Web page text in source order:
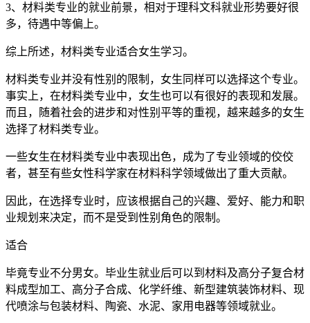
3、材料类专业的就业前景，相对于理科文科就业形势要好很
多，待遇中等偏上。
综上所述，材料类专业适合女生学习。
材料类专业并没有性别的限制，女生同样可以选择这个专业。
事实上，在材料类专业中，女生也可以有很好的表现和发展。
而且，随着社会的进步和对性别平等的重视，越来越多的女生
选择了材料类专业。
一些女生在材料类专业中表现出色，成为了专业领域的佼佼
者，甚至有些女性科学家在材料科学领域做出了重大贡献。
因此，在选择专业时，应该根据自己的兴趣、爱好、能力和职
业规划来决定，而不是受到性别角色的限制。
适合
毕竟专业不分男女。毕业生就业后可以到材料及高分子复合材
料成型加工、高分子合成、化学纤维、新型建筑装饰材料、现
代喷涂与包装材料、陶瓷、水泥、家用电器等领域就业。